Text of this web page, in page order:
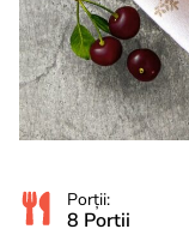
Porții:
8 Portii